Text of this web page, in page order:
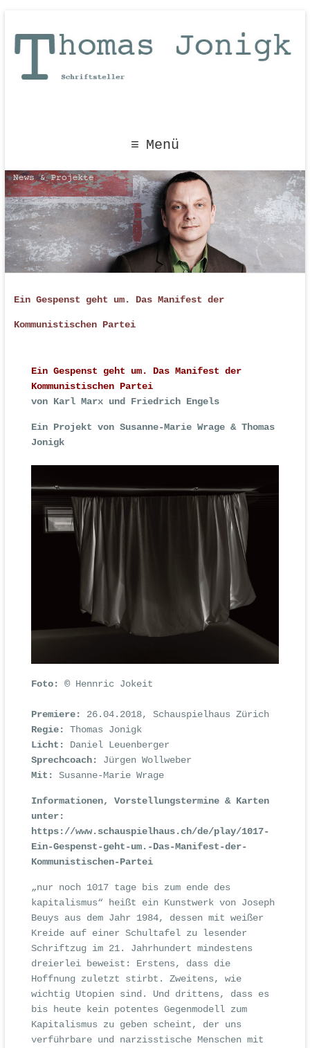
Menü
Ein Gespenst geht um. Das Manifest der
Kommunistischen Partei
Ein Gespenst geht um. Das Manifest der
Kommunistischen Partei
von Karl Marx und Friedrich Engels
Ein Projekt von Susanne-Marie Wrage & Thomas
Jonigk
Foto: © Hennric Jokeit
Premiere:
26.04.2018, Schauspielhaus Zürich
Regie:
Thomas Jonigk
Licht:
Daniel Leuenberger
Sprechcoach:
Jürgen Wollweber
Mit:
Susanne-Marie Wrage
Informationen, Vorstellungstermine & Karten
unter:
https://www.schauspielhaus.ch/de/play/1017-
Ein-Gespenst-geht-um.-Das-Manifest-der-
Kommunistischen-Partei
„nur noch 1017 tage bis zum ende des
kapitalismus“ heißt ein Kunstwerk von Joseph
Beuys aus dem Jahr 1984, dessen mit weißer
Kreide auf einer Schultafel zu lesender
Schriftzug im 21. Jahrhundert mindestens
dreierlei beweist: Erstens, dass die
Hoffnung zuletzt stirbt. Zweitens, wie
wichtig Utopien sind. Und drittens, dass es
bis heute kein potentes Gegenmodell zum
Kapitalismus zu geben scheint, der uns
verführbare und narzisstische Menschen mit